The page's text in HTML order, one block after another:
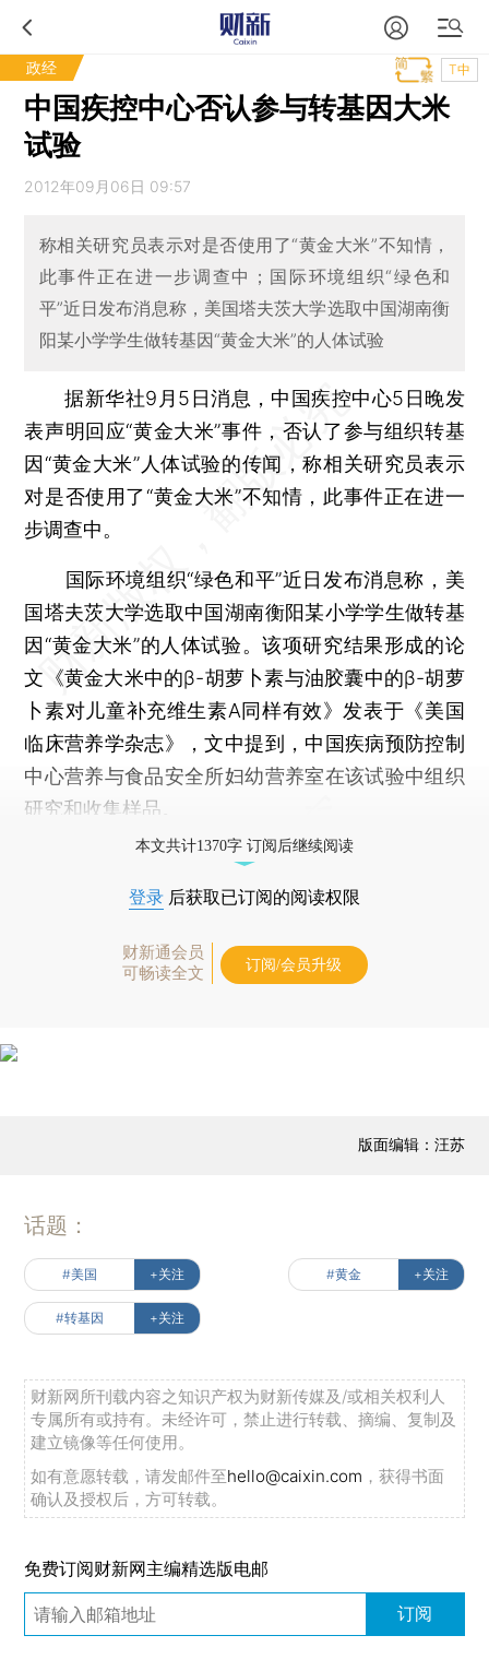
政经 T中
中国疾控中心否认参与转基因大米
试验
2012年09月06日 09:57
称相关研究员表示对是否使用了“黄金大米”不知情，
此事件正在进一步调查中；国际环境组织“绿色和
平”近日发布消息称，美国塔夫茨大学选取中国湖南衡
阳某小学学生做转基因“黄金大米”的人体试验
据新华社9月5日消息，中国疾控中心5日晚发
表声明回应“黄金大米”事件，否认了参与组织转基
因“黄金大米”人体试验的传闻，称相关研究员表示
对是否使用了“黄金大米”不知情，此事件正在进一
步调查中。
国际环境组织“绿色和平”近日发布消息称，美
国塔夫茨大学选取中国湖南衡阳某小学学生做转基
因“黄金大米”的人体试验。该项研究结果形成的论
文《黄金大米中的β-胡萝卜素与油胶囊中的β-胡萝
卜素对儿童补充维生素A同样有效》发表于《美国
临床营养学杂志》，文中提到，中国疾病预防控制
中心营养与食品安全所妇幼营养室在该试验中组织
研究和收集样品。
本文共计1370字 订阅后继续阅读
登录 后获取已订阅的阅读权限
财新通会员
可畅读全文
订阅/会员升级
版面编辑：汪苏
话题：
#美国 +关注 #黄金 +关注
#转基因 +关注
财新网所刊载内容之知识产权为财新传媒及/或相关权利人
专属所有或持有。未经许可，禁止进行转载、摘编、复制及
建立镜像等任何使用。
如有意愿转载，请发邮件至hello@caixin.com ，获得书面
确认及授权后，方可转载。
免费订阅财新网主编精选版电邮
订阅